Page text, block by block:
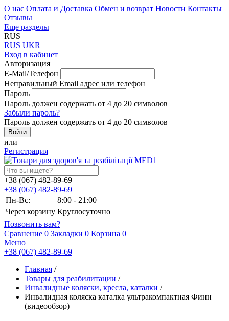
О нас Оплата и Доставка Обмен и возврат Новости Контакты
Отзывы
Еще разделы
RUS
RUS UKR
Вход в кабинет
Авторизация
E-Mail/Телефон
Неправильный Email адрес или телефон
Пароль
Пароль должен содержать от 4 до 20 символов
Забыли пароль?
Пароль должен содержать от 4 до 20 символов
или
Регистрация
+38 (067) 482-89-69
+38 (067) 482-89-69
Пн-Вс:
8:00 - 21:00
Через корзину Круглосуточно
Позвонить вам?
Сравнение 0 Закладки 0 Корзина 0
Меню
+38 (067) 482-89-69
Главная /
Товары для реабилитации /
Инвалидные коляски, кресла, каталки /
Инвалидная коляска каталка ультракомпактная Финн
(видеообзор)